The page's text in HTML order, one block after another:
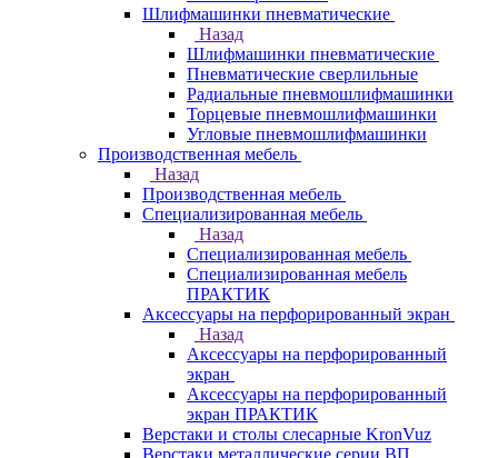
Шлифмашинки пневматические
Назад
Шлифмашинки пневматические
Пневматические сверлильные
Радиальные пневмошлифмашинки
Торцевые пневмошлифмашинки
Угловые пневмошлифмашинки
Производственная мебель
Назад
Производственная мебель
Cпециализированная мебель
Назад
Cпециализированная мебель
Специализированная мебель
ПРАКТИК
Аксессуары на перфорированный экран
Назад
Аксессуары на перфорированный
экран
Аксессуары на перфорированный
экран ПРАКТИК
Верстаки и столы слесарные KronVuz
Верстаки металлические серии ВП